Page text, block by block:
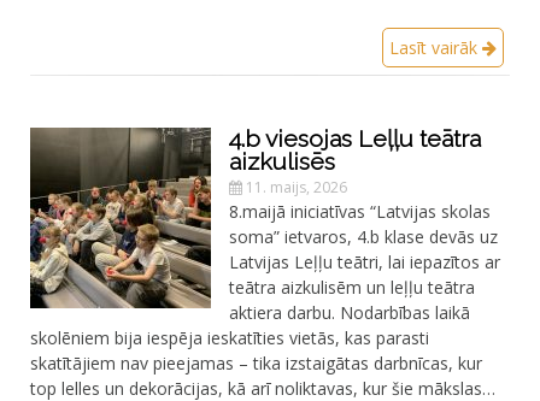
Lasīt vairāk
4.b viesojas Leļļu teātra
aizkulisēs
11. maijs, 2026
8.maijā iniciatīvas “Latvijas skolas
soma” ietvaros, 4.b klase devās uz
Latvijas Leļļu teātri, lai iepazītos ar
teātra aizkulisēm un leļļu teātra
aktiera darbu. Nodarbības laikā
skolēniem bija iespēja ieskatīties vietās, kas parasti
skatītājiem nav pieejamas – tika izstaigātas darbnīcas, kur
top lelles un dekorācijas, kā arī noliktavas, kur šie mākslas…